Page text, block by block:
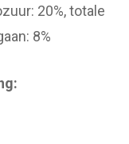
20%, totale
8%